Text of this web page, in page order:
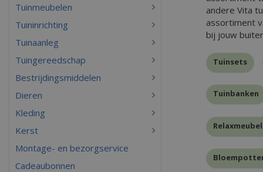
andere Vita
assortiment
bij jouw
Tuinsets
Tuinbanken
Tuinmeubelen
Tuininrichting
Tuinaanleg
Tuingereedschap
Bestrijdingsmiddelen
Dieren
Kleding
Kerst
Montage- en bezorgservice
Cadeaubonnen